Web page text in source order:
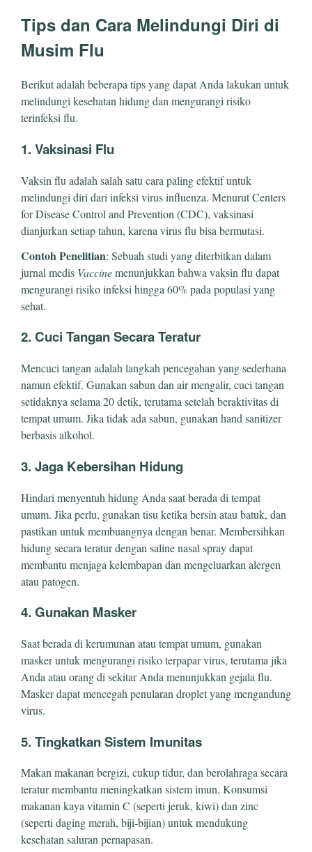
Tips dan Cara Melindungi Diri di
Musim Flu
Berikut adalah beberapa tips yang dapat Anda lakukan untuk
melindungi kesehatan hidung dan mengurangi risiko
terinfeksi flu.
1. Vaksinasi Flu
Vaksin flu adalah salah satu cara paling efektif untuk
melindungi diri dari infeksi virus influenza. Menurut Centers
for Disease Control and Prevention (CDC), vaksinasi
dianjurkan setiap tahun, karena virus flu bisa bermutasi.
Contoh Penelitian: Sebuah studi yang diterbitkan dalam
jurnal medis Vaccinemenunjukkan bahwa vaksin flu dapat
mengurangi risiko infeksi hingga 60% pada populasi yang
sehat.
2. Cuci Tangan Secara Teratur
Mencuci tangan adalah langkah pencegahan yang sederhana
namun efektif. Gunakan sabun dan air mengalir, cuci tangan
setidaknya selama 20 detik, terutama setelah beraktivitas di
tempat umum. Jika tidak ada sabun, gunakan hand sanitizer
berbasis alkohol.
3. Jaga Kebersihan Hidung
Hindari menyentuh hidung Anda saat berada di tempat
umum. Jika perlu, gunakan tisu ketika bersin atau batuk, dan
pastikan untuk membuangnya dengan benar. Membersihkan
hidung secara teratur dengan saline nasal spray dapat
membantu menjaga kelembapan dan mengeluarkan alergen
atau patogen.
4. Gunakan Masker
Saat berada di kerumunan atau tempat umum, gunakan
masker untuk mengurangi risiko terpapar virus, terutama jika
Anda atau orang di sekitar Anda menunjukkan gejala flu.
Masker dapat mencegah penularan droplet yang mengandung
virus.
5. Tingkatkan Sistem Imunitas
Makan makanan bergizi, cukup tidur, dan berolahraga secara
teratur membantu meningkatkan sistem imun. Konsumsi
makanan kaya vitamin C (seperti jeruk, kiwi) dan zinc
(seperti daging merah, biji-bijian) untuk mendukung
kesehatan saluran pernapasan.